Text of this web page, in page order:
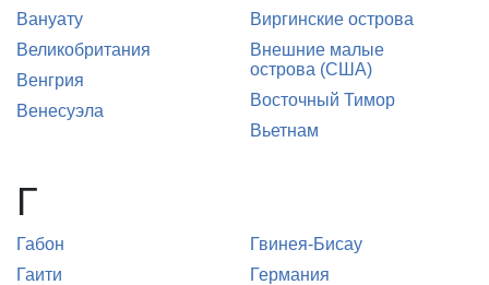
Вануату
Великобритания
Венгрия
Венесуэла
Виргинские острова
Внешние малые
острова (США)
Восточный Тимор
Вьетнам
Г
Габон
Гаити
Гвинея-Бисау
Германия